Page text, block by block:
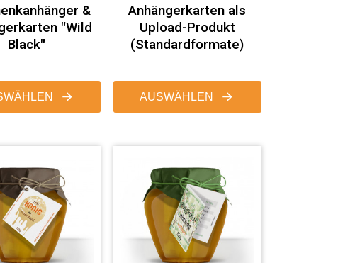
&
"Wild
Black"
Anhängerkarten als
Upload-Produkt
(Standardformate)
AUSWÄHLEN